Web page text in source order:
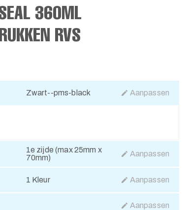
360ML
RVS
Zwart--pms-black Aanpassen
1e zijde (max 25mm x
70mm)
Aanpassen
1 Kleur Aanpassen
Aanpassen